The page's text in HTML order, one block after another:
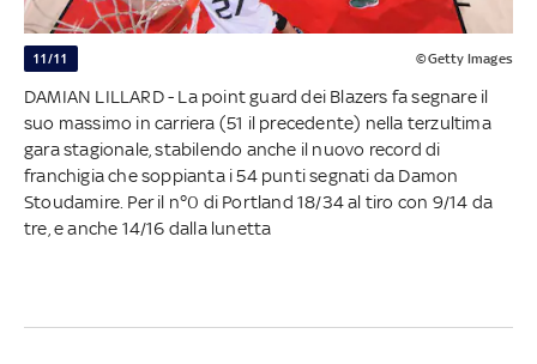
11/11 ©Getty Images
DAMIAN LILLARD - La point guard dei Blazers fa segnare il
suo massimo in carriera (51 il precedente) nella terzultima
gara stagionale, stabilendo anche il nuovo record di
franchigia che soppianta i 54 punti segnati da Damon
Stoudamire. Per il n°0 di Portland 18/34 al tiro con 9/14 da
tre, e anche 14/16 dalla lunetta